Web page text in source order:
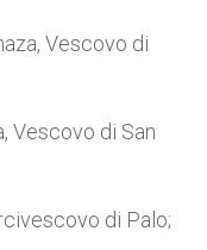
Vescovo di
Vescovo di San
di Palo;